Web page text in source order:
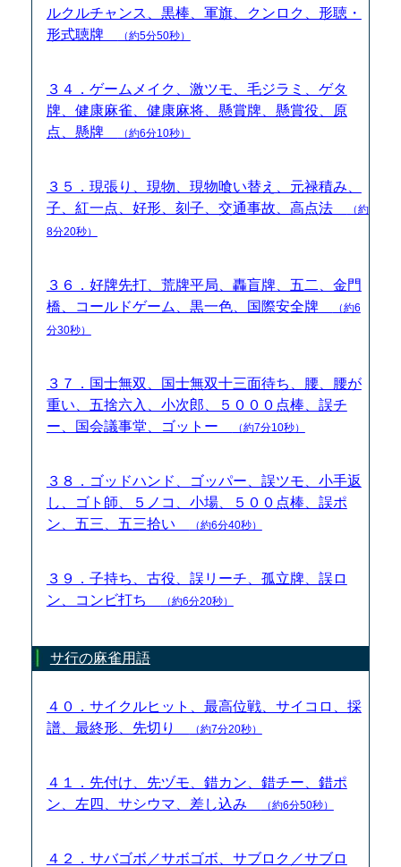
ルクルチャンス、黒棒、軍旗、クンロク、形聴・
形式聴牌
（約5分50秒）
３４．ゲームメイク、激ツモ、毛ジラミ、ゲタ
牌、健康麻雀、健康麻将、懸賞牌、懸賞役、原
点、懸牌
（約6分10秒）
３５．現張り、現物、現物喰い替え、元禄積み、
子、紅一点、好形、刻子、交通事故、高点法
（約
8分20秒）
３６．好牌先打、荒牌平局、轟盲牌、五二、金門
橋、コールドゲーム、黒一色、国際安全牌
（約6
分30秒）
３７．国士無双、国士無双十三面待ち、腰、腰が
重い、五捨六入、小次郎、５０００点棒、誤チ
ー、国会議事堂、ゴットー
（約7分10秒）
３８．ゴッドハンド、ゴッパー、誤ツモ、小手返
し、ゴト師、５ノコ、小場、５００点棒、誤ポ
ン、五三、五三拾い
（約6分40秒）
３９．子持ち、古役、誤リーチ、孤立牌、誤ロ
ン、コンビ打ち
（約6分20秒）
サ行の麻雀用語
４０．サイクルヒット、最高位戦、サイコロ、採
譜、最終形、先切り
（約7分20秒）
４１．先付け、先ヅモ、錯カン、錯チー、錯ポ
ン、左四、サシウマ、差し込み
（約6分50秒）
４２．サバゴボ／サボゴボ、サブロク／サブロ